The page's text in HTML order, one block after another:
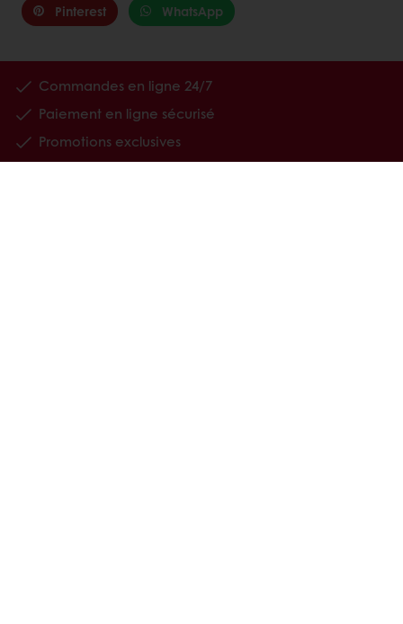
Pinterest WhatsApp
Commandes en ligne 24/7
Paiement en ligne sécurisé
Promotions exclusives
Accès à vos informations personnelles (factures)